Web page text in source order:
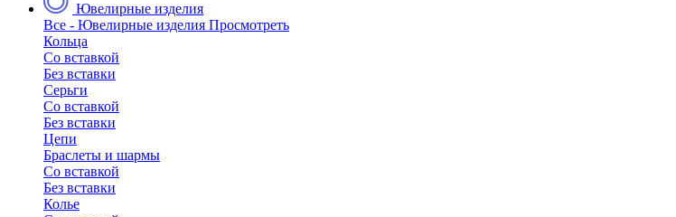
Ювелирные изделия
Все - Ювелирные изделия Просмотреть
Кольца
Со вставкой
Без вставки
Серьги
Со вставкой
Без вставки
Цепи
Браслеты и шармы
Со вставкой
Без вставки
Колье